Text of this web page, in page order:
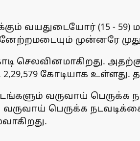
வயதுடையோர் (15 -
முன்னரே
செலவினமாகிறது.
கோடியாக
வருவாய்
வருவாய் பெருக்க